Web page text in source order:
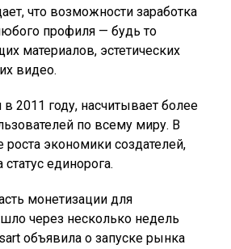
что возможности заработка
профиля — будь то
материалов, эстетических
видео.
2011 году, насчитывает более
по всему миру. В
роста экономики создателей,
единорога.
монетизации для
через несколько недель
объявила о запуске рынка